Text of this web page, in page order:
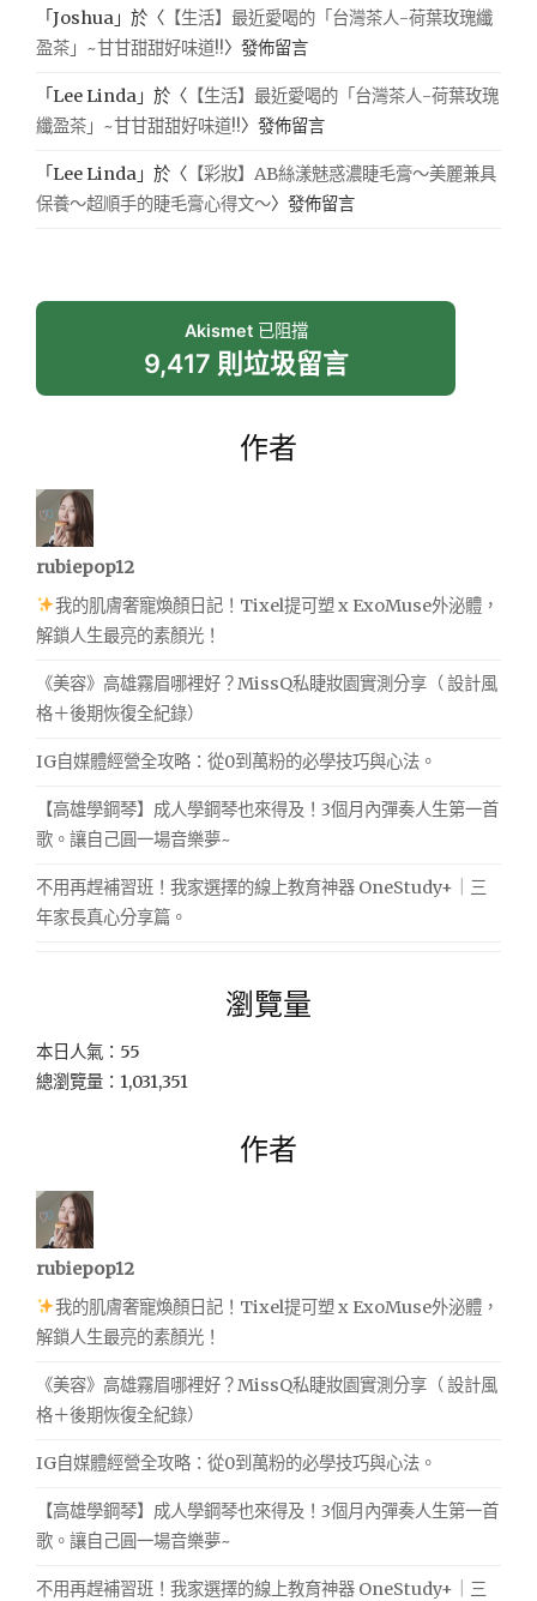
「Joshua 」於〈 【生活】最近愛喝的「台灣茶人-荷葉玫瑰纖
盈茶」~甘甘甜甜好味道!!〉發佈留言
「Lee Linda 」於〈 【生活】最近愛喝的「台灣茶人-荷葉玫瑰
纖盈茶」~甘甘甜甜好味道!!〉發佈留言
「Lee Linda 」於〈 【彩妝】AB絲漾魅惑濃睫毛膏～美麗兼具
保養～超順手的睫毛膏心得文～〉發佈留言
Akismet已阻擋
9,417 則垃圾留言
作者
rubiepop12
我的肌膚奢寵煥顏日記！Tixel提可塑 x ExoMuse外泌體，
解鎖人生最亮的素顏光！
《美容》高雄霧眉哪裡好？MissQ私睫妝園實測分享（ 設計風
格＋後期恢復全紀錄）
IG自媒體經營全攻略：從0到萬粉的必學技巧與心法。
【高雄學鋼琴】成人學鋼琴也來得及！3個月內彈奏人生第一首
歌。讓自己圓一場音樂夢~
不用再趕補習班！我家選擇的線上教育神器 OneStudy+｜三
年家長真心分享篇。
瀏覽量
本日人氣：55
總瀏覽量：1,031,351
作者
rubiepop12
我的肌膚奢寵煥顏日記！Tixel提可塑 x ExoMuse外泌體，
解鎖人生最亮的素顏光！
《美容》高雄霧眉哪裡好？MissQ私睫妝園實測分享（ 設計風
格＋後期恢復全紀錄）
IG自媒體經營全攻略：從0到萬粉的必學技巧與心法。
【高雄學鋼琴】成人學鋼琴也來得及！3個月內彈奏人生第一首
歌。讓自己圓一場音樂夢~
不用再趕補習班！我家選擇的線上教育神器 OneStudy+｜三